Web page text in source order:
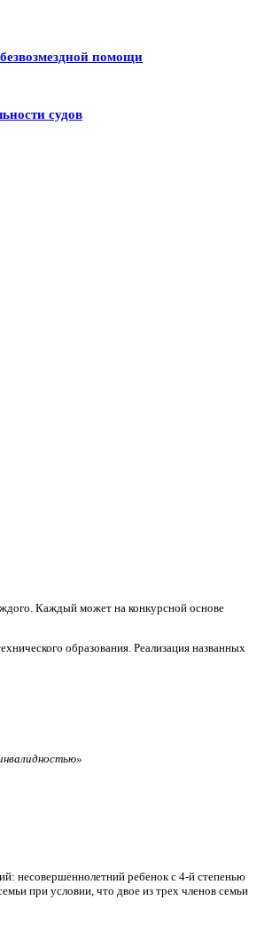
помощи
судов
Каждый может на конкурсной основе
образования. Реализация названных
несовершеннолетний ребенок с 4-й степенью
при условии, что двое из трех членов семьи